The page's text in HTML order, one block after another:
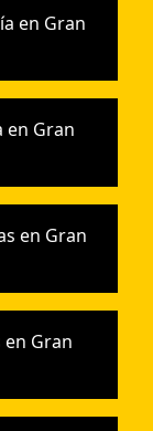
en Gran
en Gran
en Gran
Gran